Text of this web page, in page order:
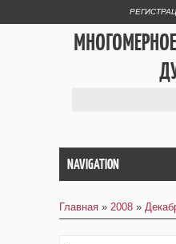
NAVIGATION
Главная » 2008 »